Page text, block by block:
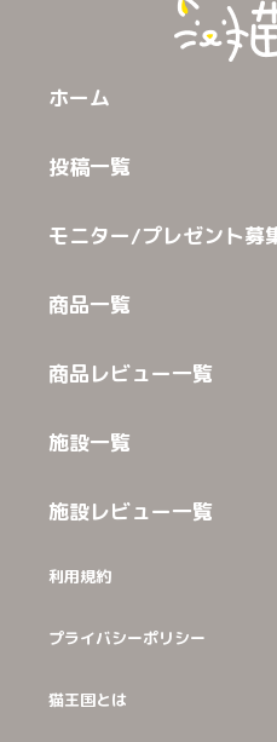
ホーム
投稿一覧
モニター/プレゼント募
商品一覧
商品レビュー一覧
施設一覧
施設レビュー一覧
利用規約
プライバシーポリシー
猫王国とは